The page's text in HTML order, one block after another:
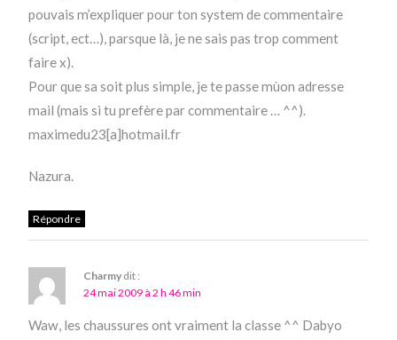
pouvais m’expliquer pour ton system de commentaire
(script, ect…), parsque là, je ne sais pas trop comment
faire x).
Pour que sa soit plus simple, je te passe mùon adresse
mail (mais si tu prefère par commentaire … ^^).
maximedu23[a]hotmail.fr
Nazura.
Répondre
Charmy dit :
24 mai 2009 à 2 h 46 min
Waw, les chaussures ont vraiment la classe ^^ Dabyo